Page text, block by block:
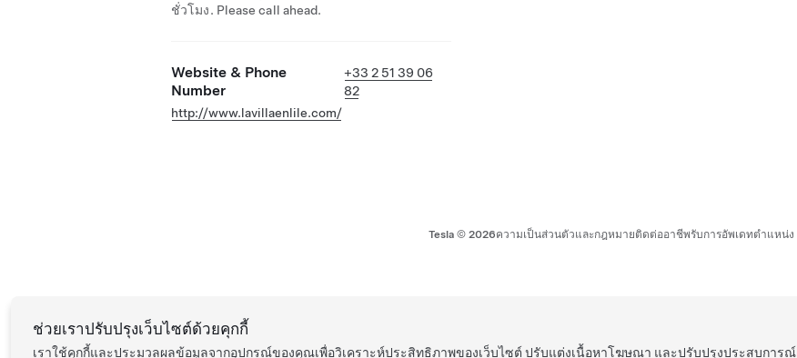
ชั่วโมง. Please call ahead.
Website & Phone
Number
+33 2 51 39 06
82
http://www.lavillaenlile.com/
Tesla © 2026ความเป็นส่วนตัวและกฎหมายติดต่ออาชีพรับการอัพเดทตำแหน่ง
ช่วยเราปรับปรุงเว็บไซต์ด้วยคุกกี้
เราใช้คุกกี้และประมวลผลข้อมูลจากอุปกรณ์ของคุณเพื่อวิเคราะห์ประสิทธิภาพของเว็บไซต์ ปรับแต่งเนื้อหาโฆษณา และปรับปรุงประสบการณ์